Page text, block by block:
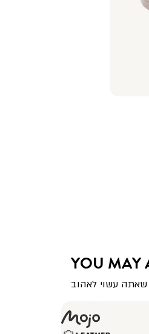
YOU MAY
שאתה עשוי לאהוב